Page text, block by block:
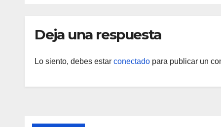
Deja una respuesta
Lo siento, debes estar conectado para publicar un